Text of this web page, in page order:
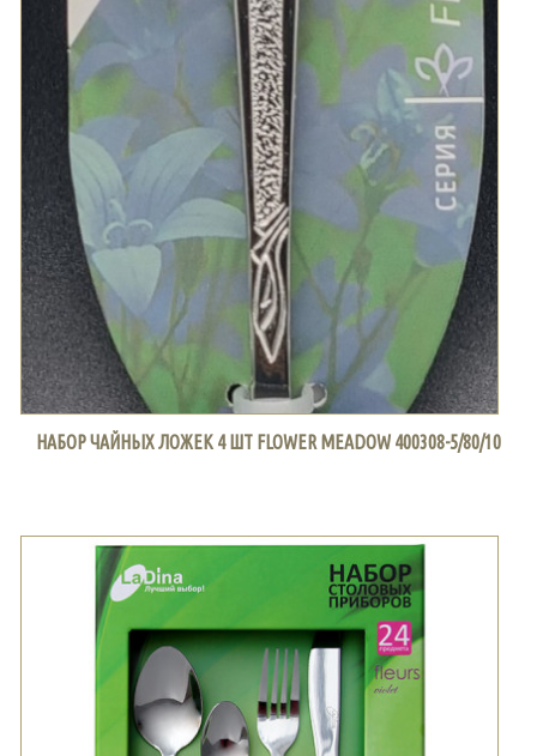
НАБОР ЧАЙНЫХ ЛОЖЕК 4 ШТ FLOWER MEADOW 400308-5/80/10